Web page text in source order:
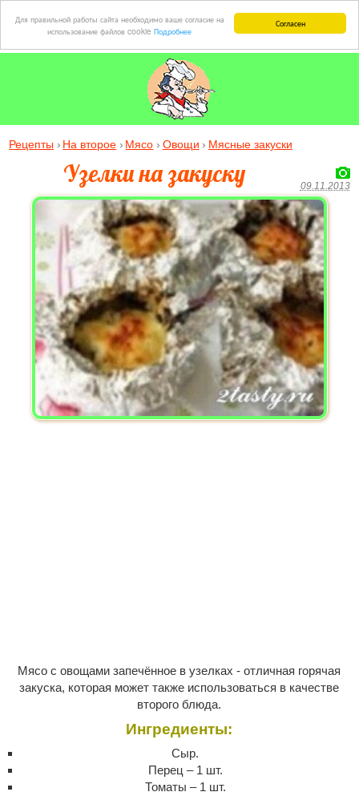
Согласен
Для правильной работы сайта необходимо ваше согласие на
использование файлов cookie Подробнее
Рецепты На второе Мясо Овощи Мясные закуски
Узелки на закуску 09.11.2013
Мясо с овощами запечённое в узелках - отличная горячая
закуска, которая может также использоваться в качестве
второго блюда.
Ингредиенты:
Сыр.
Перец – 1 шт.
Томаты – 1 шт.